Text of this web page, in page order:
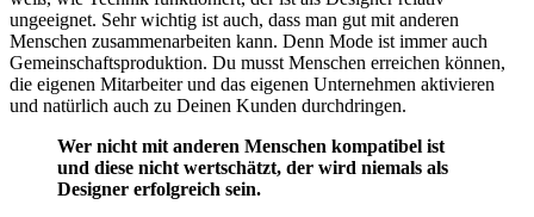
ungeeignet. Sehr wichtig ist auch, dass man gut mit anderen
Menschen zusammenarbeiten kann. Denn Mode ist immer auch
Gemeinschaftsproduktion. Du musst Menschen erreichen können,
die eigenen Mitarbeiter und das eigenen Unternehmen aktivieren
und natürlich auch zu Deinen Kunden durchdringen.
Wer nicht mit anderen Menschen kompatibel ist
und diese nicht wertschätzt, der wird niemals als
Designer erfolgreich sein.